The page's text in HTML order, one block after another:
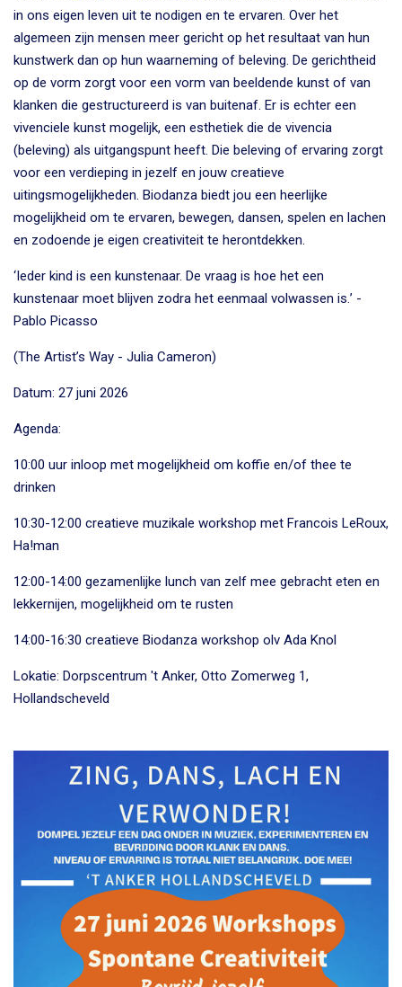
in ons eigen leven uit te nodigen en te ervaren. Over het
algemeen zijn mensen meer gericht op het resultaat van hun
kunstwerk dan op hun waarneming of beleving. De gerichtheid
op de vorm zorgt voor een vorm van beeldende kunst of van
klanken die gestructureerd is van buitenaf. Er is echter een
vivenciele kunst mogelijk, een esthetiek die de vivencia
(beleving) als uitgangspunt heeft. Die beleving of ervaring zorgt
voor een verdieping in jezelf en jouw creatieve
uitingsmogelijkheden. Biodanza biedt jou een heerlijke
mogelijkheid om te ervaren, bewegen, dansen, spelen en lachen
en zodoende je eigen creativiteit te herontdekken.
‘Ieder kind is een kunstenaar. De vraag is hoe het een
kunstenaar moet blijven zodra het eenmaal volwassen is.’ -
Pablo Picasso
(The Artist’s Way - Julia Cameron)
Datum: 27 juni 2026
Agenda:
10:00 uur inloop met mogelijkheid om koffie en/of thee te
drinken
10:30-12:00 creatieve muzikale workshop met Francois LeRoux,
Ha!man
12:00-14:00 gezamenlijke lunch van zelf mee gebracht eten en
lekkernijen, mogelijkheid om te rusten
14:00-16:30 creatieve Biodanza workshop olv Ada Knol
Lokatie: Dorpscentrum 't Anker, Otto Zomerweg 1,
Hollandscheveld